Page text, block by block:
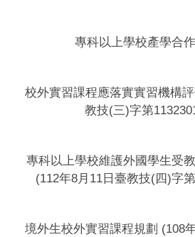
專科以上學校產學合
校外實習課程應落實實習機構
教技(三)字第
專科以上學校維護外國學生受
(112年8月11日臺教技(四)字
境外生校外實習課程規劃 (108